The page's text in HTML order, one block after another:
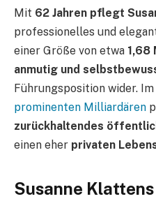
Mit 62 Jahren pflegt
professionelles und
einer Größe von etwa 1,68
anmutig und
Führungsposition wider.
prominenten Milliardären
zurückhaltendes
einen eher privaten
Susanne